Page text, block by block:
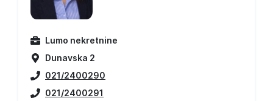
Lumo nekretnine
Dunavska 2
021/2400290
021/2400291